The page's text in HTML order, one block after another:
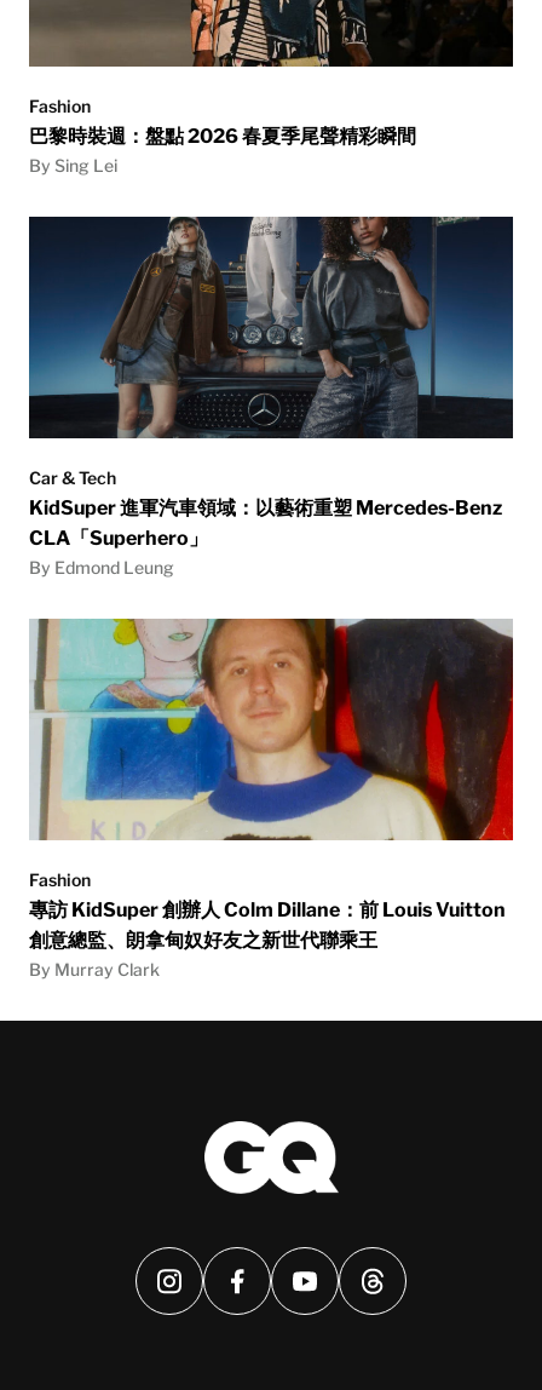
Fashion
巴黎時裝週：盤點 2026 春夏季尾聲精彩瞬間
By Sing Lei
Car & Tech
KidSuper 進軍汽車領域：以藝術重塑 Mercedes-Benz
CLA「Superhero」
By Edmond Leung
Fashion
專訪 KidSuper 創辦人 Colm Dillane：前 Louis Vuitton
創意總監、朗拿甸奴好友之新世代聯乘王
By Murray Clark